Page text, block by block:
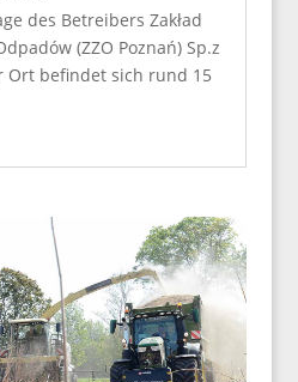
des Betreibers Zakład
(ZZO Poznań) Sp.z
Ort befindet sich rund 15